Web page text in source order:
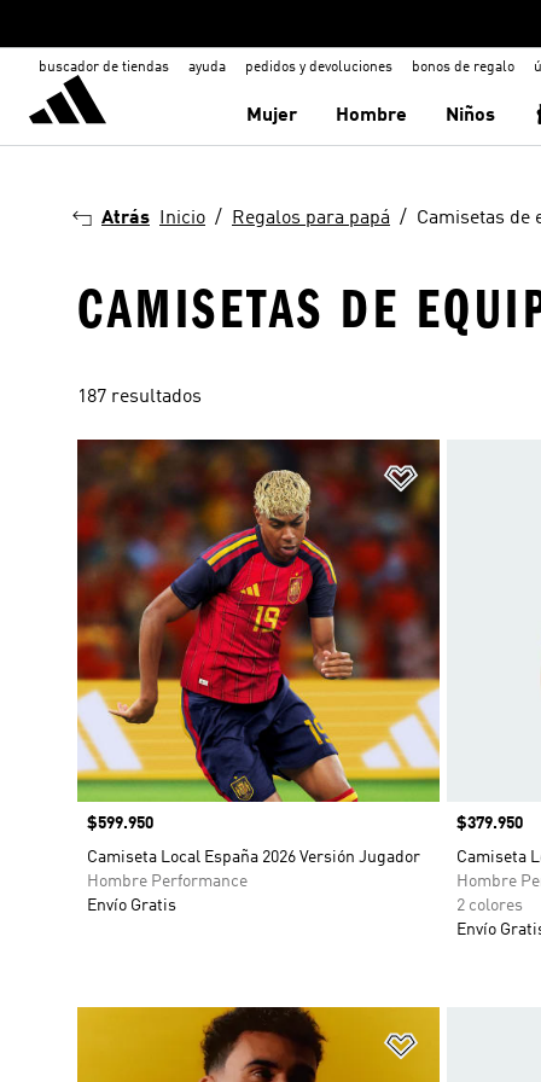
buscador de tiendas ayuda pedidos y devoluciones bonos de regalo
Mujer Hombre Niños
Atrás Inicio Regalos para papá Camisetas de
CAMISETAS DE
187 resultados
Añadir a la
Precio
$599.950
Camiseta Local España 2026 Versión Jugador
Hombre Performance
Envío Gratis
Precio
$379.950
Camiseta
Hombre
2 colores
Envío
Añadir a la